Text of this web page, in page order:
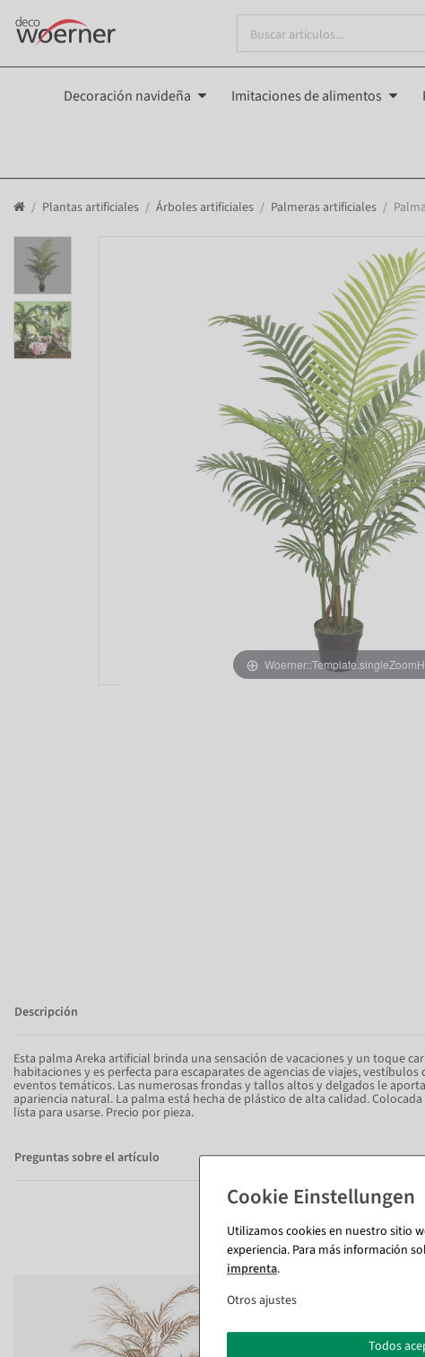
Decoración navideña Imitaciones de alimentos
Plantas artificiales Árboles artificiales Palmeras artificiales
Descripción
Esta palma Areka artificial brinda una sensación de vacaciones y un toque
habitaciones y es perfecta para escaparates de agencias de viajes, vestíbulos
eventos temáticos. Las numerosas frondas y tallos altos y delgados le
apariencia natural. La palma está hecha de plástico de alta calidad.
lista para usarse. Precio por pieza.
Preguntas sobre el artículo
Utilizamos cookies en nuestro sitio
experiencia. Para más información
imprenta.
Otros ajustes
Todos